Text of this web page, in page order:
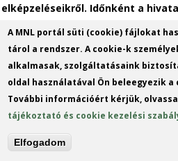
elképzeléseikről. Időnként a
iratokban is található adat róluk,
esetben volt előnyös számukra...
A MNL portál süti (cookie) fájlokat
tárol a rendszer. A cookie-k
alkalmasak, szolgáltatásaink
oldal használatával Ön beleegyezik
További információért kérjük,
tájékoztató és cookie kezelési
Elfogadom